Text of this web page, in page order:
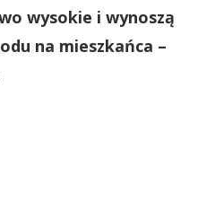
wysokie i wynoszą
na mieszkańca –